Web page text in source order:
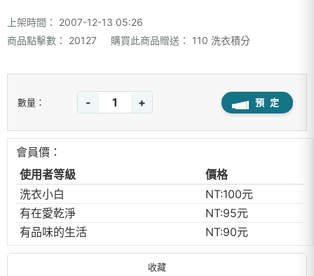
上架時間：
2007-12-13 05:26
商品點擊數：
20127 購買此商品贈送： 110 洗衣積分
數量： - + 預 定
會員價：
使用者等級
價格
洗衣小白
NT:100元
有在愛乾淨
NT:95元
有品味的生活
NT:90元
收藏